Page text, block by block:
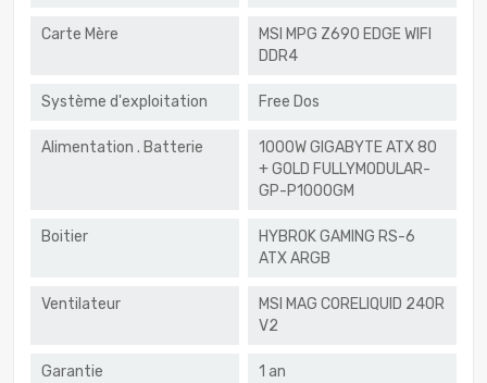
Carte Mère
MSI MPG Z690 EDGE WIFI
DDR4
Système d'exploitation Free Dos
Alimentation . Batterie
1000W GIGABYTE ATX 80
+ GOLD FULLYMODULAR-
GP-P1000GM
Boitier
HYBROK GAMING RS-6
ATX ARGB
Ventilateur
MSI MAG CORELIQUID 240R
V2
Garantie 1 an